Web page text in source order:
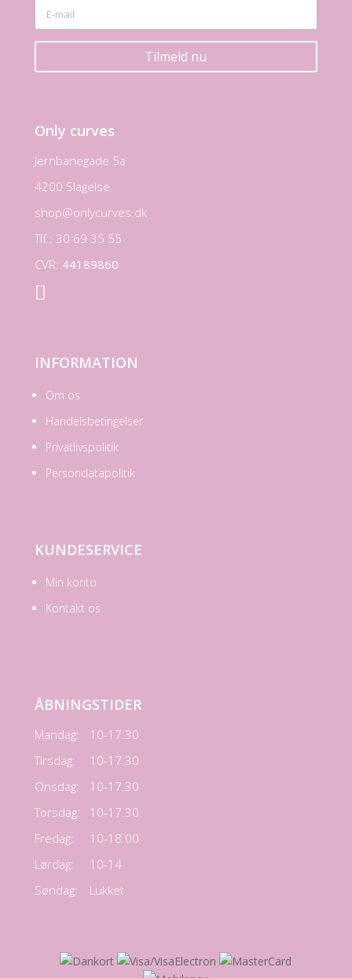
Tilmeld nu
Only curves
Jernbanegade 5a
4200 Slagelse
shop@onlycurves.dk
Tlf.: 30 69 35 55
CVR: 44189860

INFORMATION
Om os
Handelsbetingelser
Privatlivspolitik
Persondatapolitik
KUNDESERVICE
Min konto
Kontakt os
ÅBNINGSTIDER
Mandag:
10-17.30
Tirsdag:
10-17.30
Onsdag:
10-17.30
Torsdag:
10-17.30
Fredag:
10-18.00
Lørdag:
10-14
Søndag:
Lukket